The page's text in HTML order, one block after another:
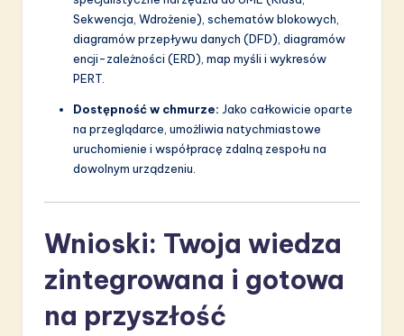
Sekwencja, Wdrożenie), schematów blokowych,
diagramów przepływu danych (DFD), diagramów
encji-zależności (ERD), map myśli i wykresów
PERT.
Dostępność w chmurze: Jako całkowicie oparte
na przeglądarce, umożliwia natychmiastowe
uruchomienie i współpracę zdalną zespołu na
dowolnym urządzeniu.
Wnioski: Twoja wiedza
zintegrowana i gotowa
na przyszłość